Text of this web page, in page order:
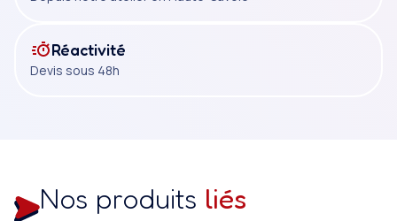
Réactivité
Devis sous 48h
Nos produits liés